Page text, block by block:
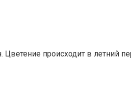
происходит в летний